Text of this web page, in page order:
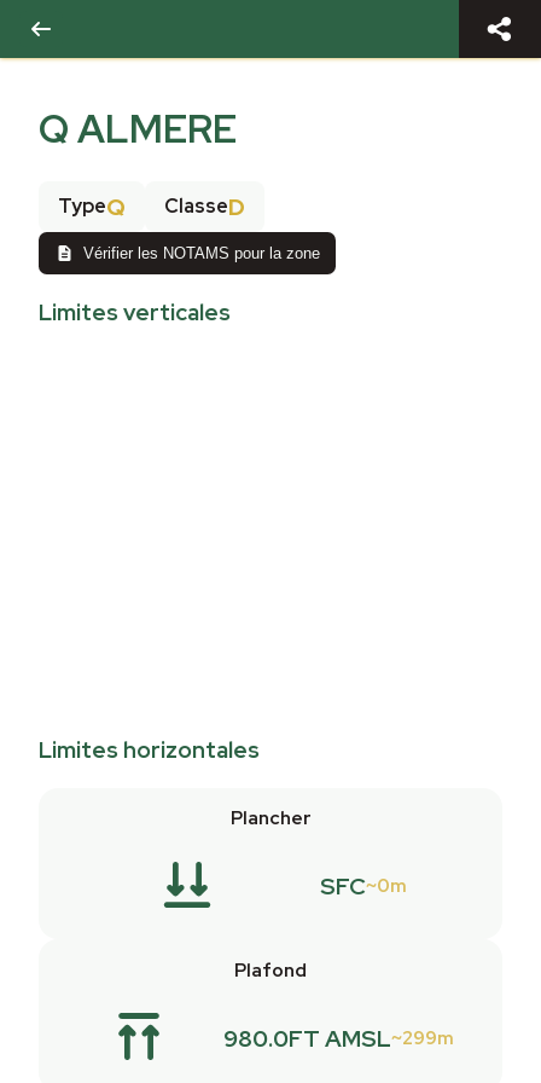
Q ALMERE
TypeQ ClasseD
Vérifier les NOTAMS pour la zone
Limites verticales
Limites horizontales
Plancher
SFC 0m
Plafond
980.0FT AMSL 299m